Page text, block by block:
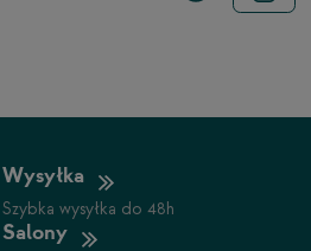
Wysyłka
Szybka wysyłka do 48h
Salony